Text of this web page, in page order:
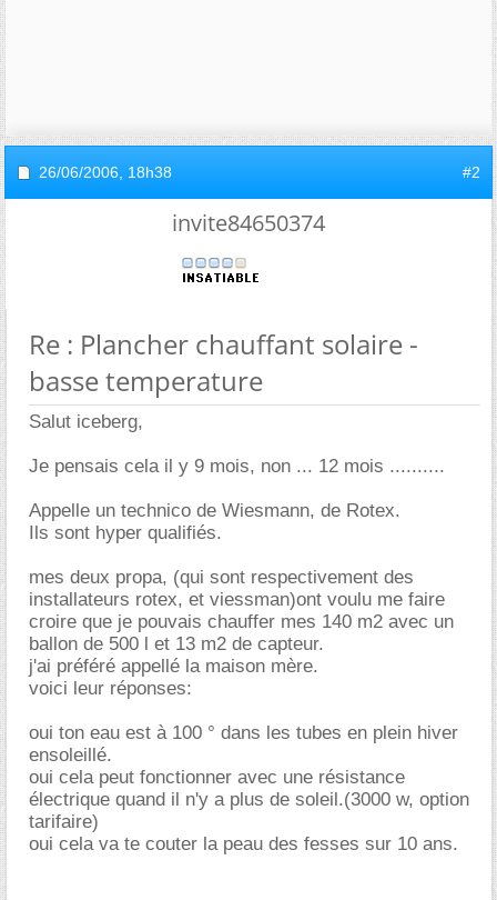
26/06/2006, 18h38 #2
invite84650374
Re : Plancher chauffant solaire -
basse temperature
Salut iceberg,
Je pensais cela il y 9 mois, non ... 12 mois ..........
Appelle un technico de Wiesmann, de Rotex.
Ils sont hyper qualifiés.
mes deux propa, (qui sont respectivement des
installateurs rotex, et viessman)ont voulu me faire
croire que je pouvais chauffer mes 140 m2 avec un
ballon de 500 l et 13 m2 de capteur.
j'ai préféré appellé la maison mère.
voici leur réponses:
oui ton eau est à 100 ° dans les tubes en plein hiver
ensoleillé.
oui cela peut fonctionner avec une résistance
électrique quand il n'y a plus de soleil.(3000 w, option
tarifaire)
oui cela va te couter la peau des fesses sur 10 ans.